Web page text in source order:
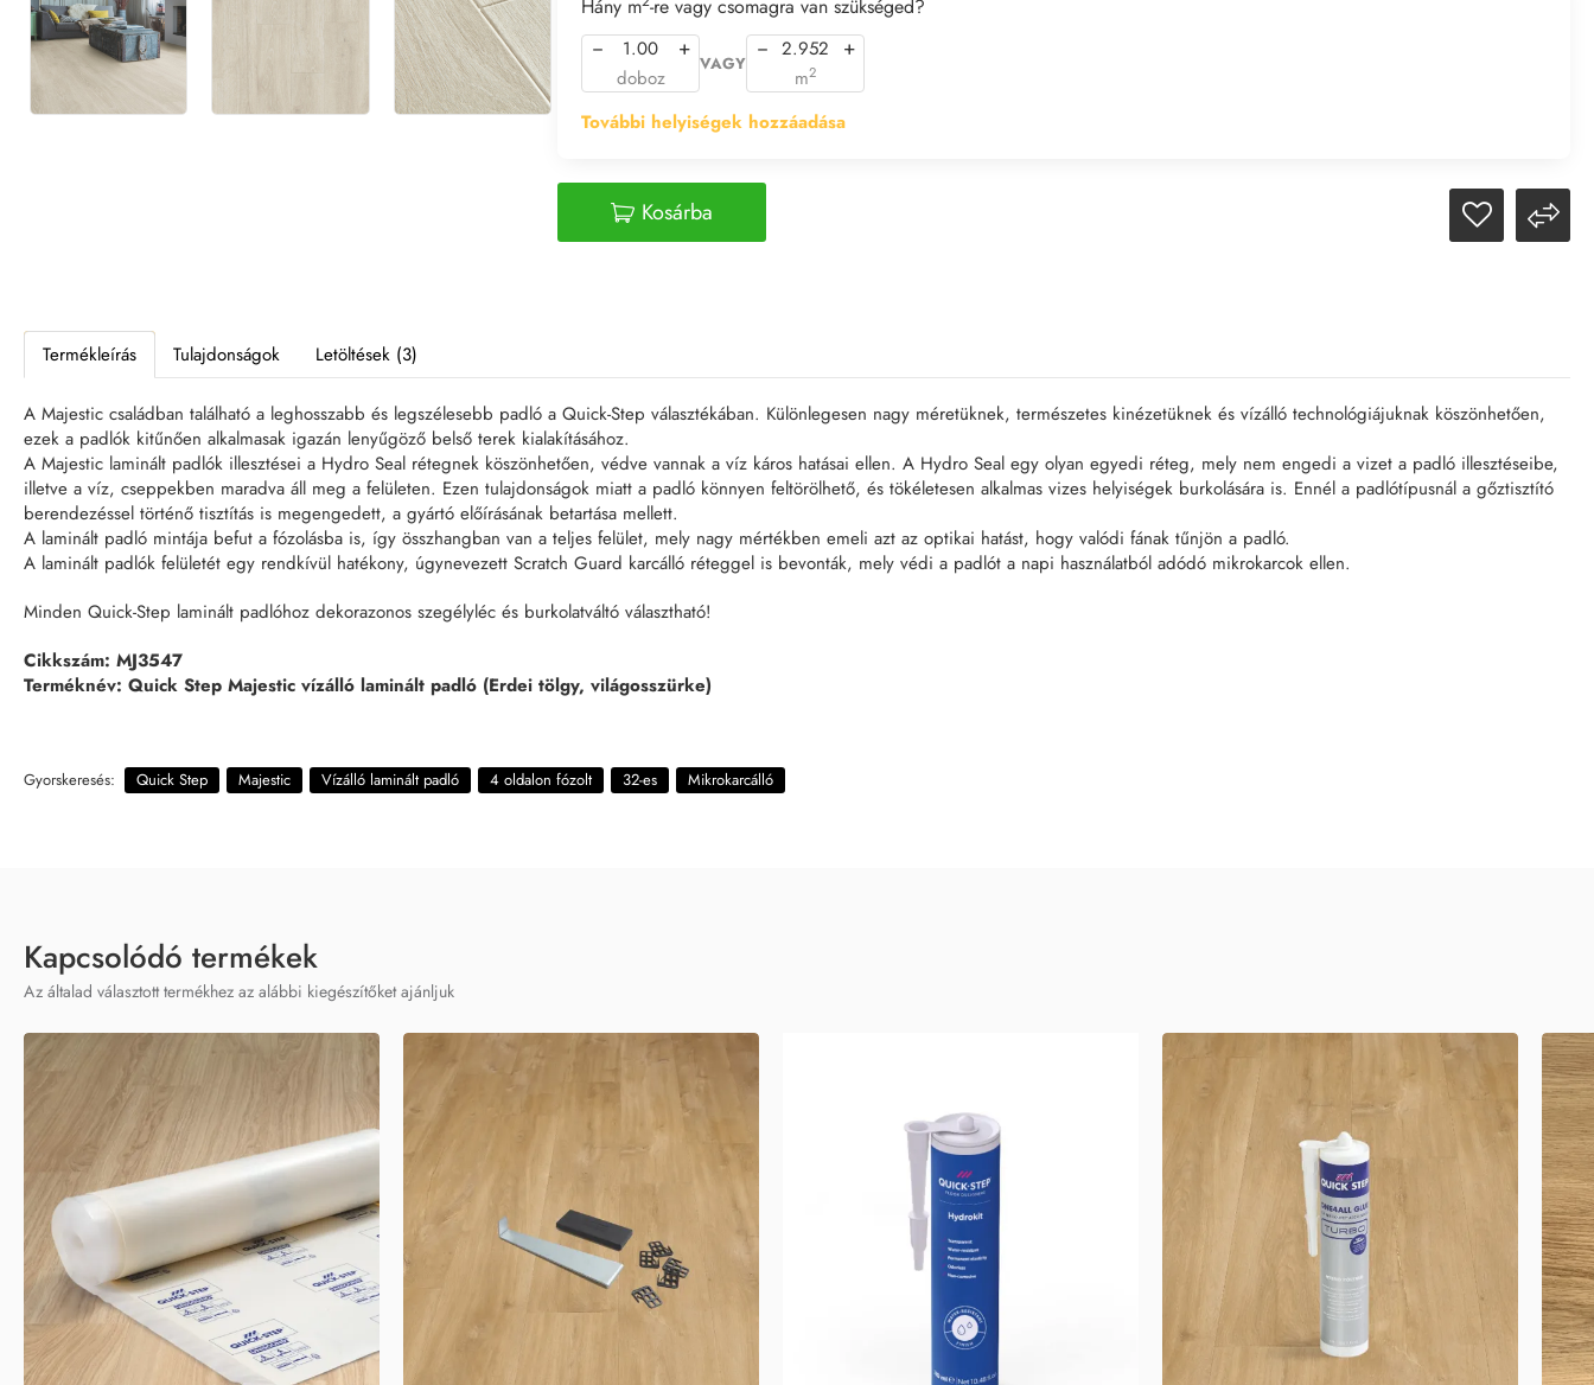
További helyiségek hozzáadása
Hány m -re vagy csomagra van szükséged?
− +
doboz
VAGY
− +
m2
Kosárba
Termékleírás Tulajdonságok Letöltések (3)
A Majestic családban található a leghosszabb és legszélesebb padló a Quick-Step választékában. Különlegesen nagy méretüknek, természetes kinézetüknek és vízálló technológiájuknak köszönhetően,
ezek a padlók kitűnően alkalmasak igazán lenyűgöző belső terek kialakításához.
A Majestic laminált padlók illesztései a Hydro Seal rétegnek köszönhetően, védve vannak a víz káros hatásai ellen. A Hydro Seal egy olyan egyedi réteg, mely nem engedi a vizet a padló illesztéseibe,
illetve a víz, cseppekben maradva áll meg a felületen. Ezen tulajdonságok miatt a padló könnyen feltörölhető, és tökéletesen alkalmas vizes helyiségek burkolására is. Ennél a padlótípusnál a gőztisztító
berendezéssel történő tisztítás is megengedett, a gyártó előírásának betartása mellett.
A laminált padló mintája befut a fózolásba is, így összhangban van a teljes felület, mely nagy mértékben emeli azt az optikai hatást, hogy valódi fának tűnjön a padló.
A laminált padlók felületét egy rendkívül hatékony, úgynevezett Scratch Guard karcálló réteggel is bevonták, mely védi a padlót a napi használatból adódó mikrokarcok ellen.
Minden Quick-Step laminált padlóhoz dekorazonos szegélyléc és burkolatváltó választható!
Cikkszám: MJ3547
Terméknév: Quick Step Majestic vízálló laminált padló (Erdei tölgy, világosszürke)
Gyorskeresés: Quick Step Majestic Vízálló laminált padló 4 oldalon fózolt 32-es Mikrokarcálló
Kapcsolódó termékek
Az általad választott termékhez az alábbi kiegészítőket ajánljuk